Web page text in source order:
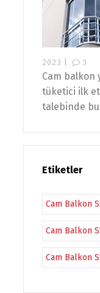
2023 |
3
Cam balkon
tüketici ilk
talebinde
Etiketler
Cam Balkon
Cam Balkon
Cam Balkon